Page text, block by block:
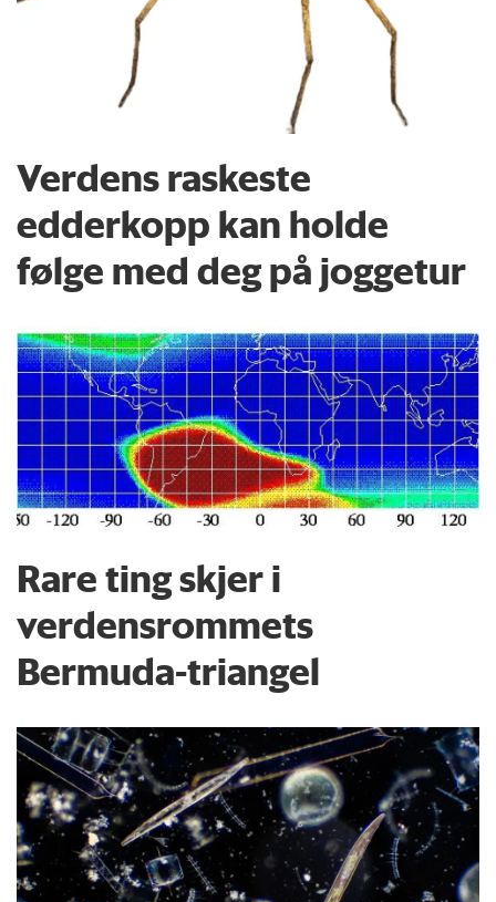
Verdens raskeste
edderkopp kan holde
følge med deg på joggetur
Rare ting skjer i
verdensrommets
Bermuda-triangel